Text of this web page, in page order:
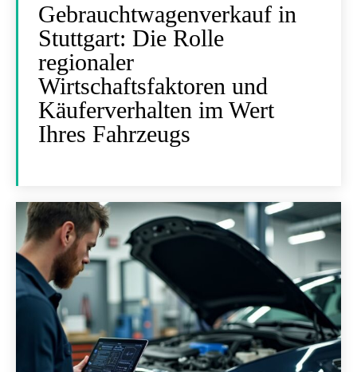
Gebrauchtwagenverkauf in
Stuttgart: Die Rolle
regionaler
Wirtschaftsfaktoren und
Käuferverhalten im Wert
Ihres Fahrzeugs